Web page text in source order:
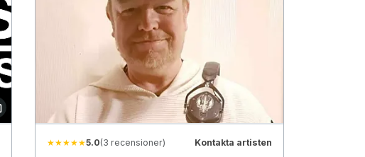
★★★★★5.0(3 recensioner) Kontakta artisten